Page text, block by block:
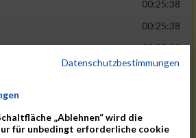
00:25:38
00:25:38
00:25:38
00:25:38
00:25:38
Datenschutzbestimmungen
„Ablehnen“ wird die
für unbedingt erforderliche cookie